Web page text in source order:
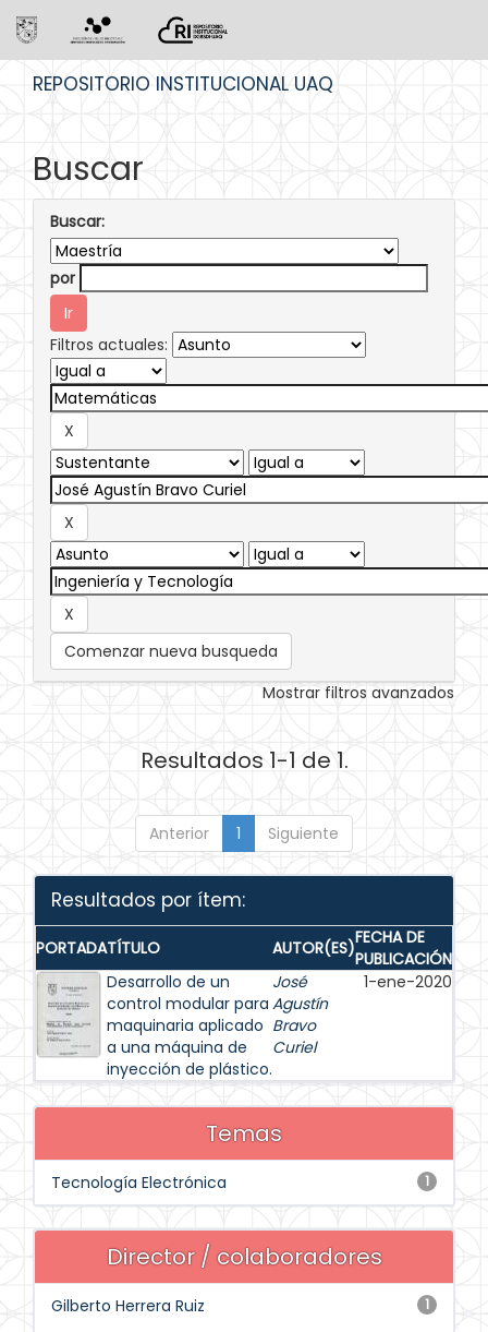
REPOSITORIO INSTITUCIONAL UAQ
Buscar
Buscar:
por
Filtros actuales:
Comenzar nueva busqueda
Mostrar filtros avanzados
Resultados 1-1 de 1.
Anterior 1 Siguiente
Resultados por ítem:
PORTADATÍTULO AUTOR(ES)FECHA DE
PUBLICACIÓN
Desarrollo de un
control modular para
maquinaria aplicado
a una máquina de
inyección de plástico.
José
Agustín
Bravo
Curiel
1-ene-2020
Temas
1
Tecnología Electrónica
Director / colaboradores
1
Gilberto Herrera Ruiz